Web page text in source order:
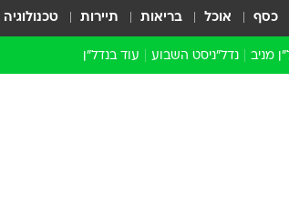
כסף אוכל בריאות תיירות טכנולוגיה
מניב נדל"ניסט השבוע עוד בנדל״ן